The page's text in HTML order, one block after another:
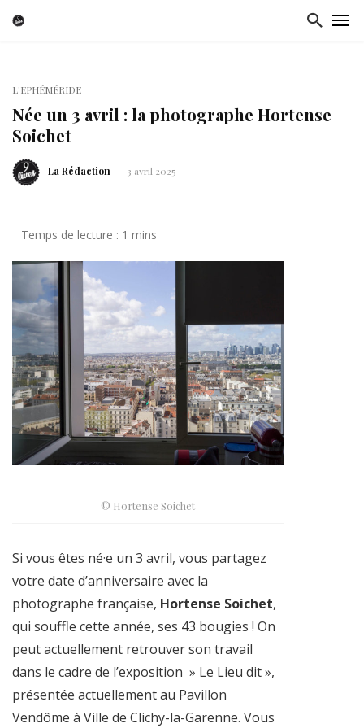
L'EPHÉMÉRIDE
Née un 3 avril : la photographe Hortense
Soichet
La Rédaction 3 avril 2025
© Hortense Soichet
Si vous êtes né·e un 3 avril, vous partagez
votre date d’anniversaire avec la
photographe française, Hortense Soichet,
qui souffle cette année, ses 43 bougies ! On
peut actuellement retrouver son travail
dans le cadre de l’exposition » Le Lieu dit »,
présentée actuellement au Pavillon
Vendôme à Ville de Clichy-la-Garenne. Vous